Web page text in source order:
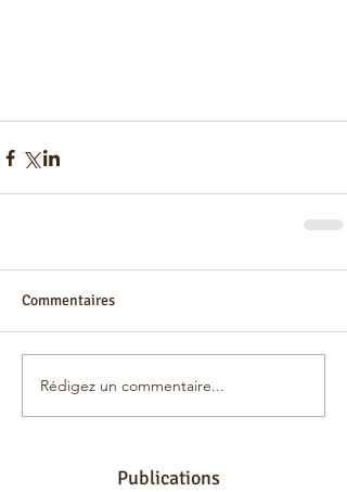
Commentaires
Rédigez un commentaire...
Publications